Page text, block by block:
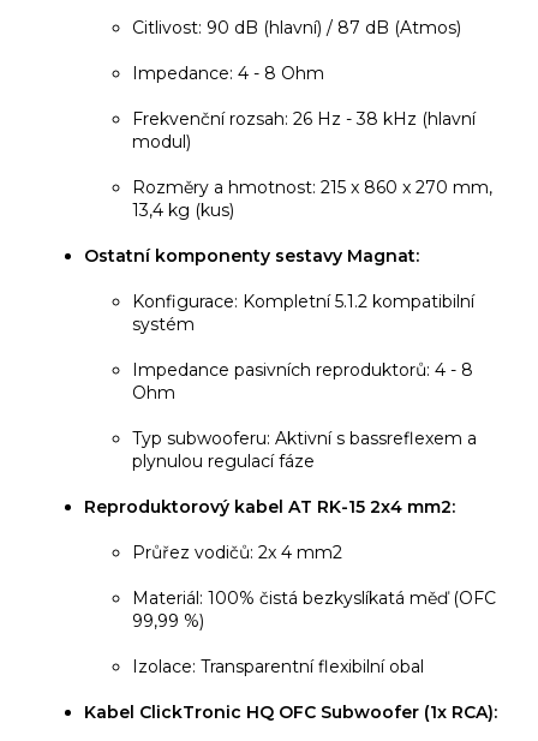
Citlivost: 90 dB (hlavní) / 87 dB (Atmos)
Impedance: 4 - 8 Ohm
Frekvenční rozsah: 26 Hz - 38 kHz (hlavní
modul)
Rozměry a hmotnost: 215 x 860 x 270 mm,
13,4 kg (kus)
Ostatní komponenty sestavy Magnat:
Konfigurace: Kompletní 5.1.2 kompatibilní
systém
Impedance pasivních reproduktorů: 4 - 8
Ohm
Typ subwooferu: Aktivní s bassreflexem a
plynulou regulací fáze
Reproduktorový kabel AT RK-15 2x4 mm2:
Průřez vodičů: 2x 4 mm2
Materiál: 100% čistá bezkyslíkatá měď (OFC
99,99 %)
Izolace: Transparentní flexibilní obal
Kabel ClickTronic HQ OFC Subwoofer (1x RCA):